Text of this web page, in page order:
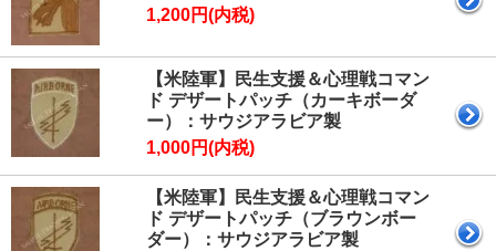
1,200円(内税)
【米陸軍】民生支援＆心理戦コマン
ド デザートパッチ（カーキボーダ
ー）：サウジアラビア製
1,000円(内税)
【米陸軍】民生支援＆心理戦コマン
ド デザートパッチ（ブラウンボー
ダー）：サウジアラビア製